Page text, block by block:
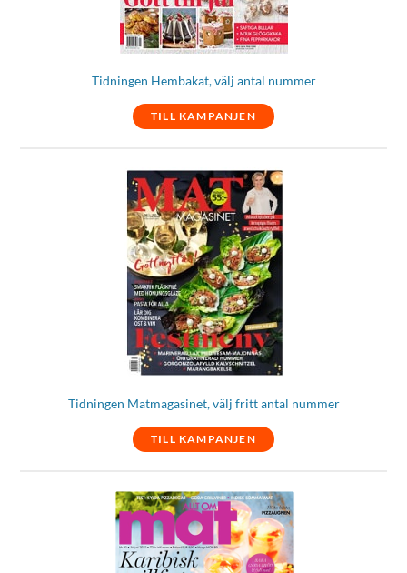
Tidningen Hembakat, välj antal nummer
TILL KAMPANJEN
Tidningen Matmagasinet, välj fritt antal nummer
TILL KAMPANJEN